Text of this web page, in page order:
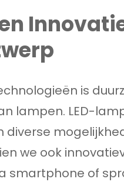
is
lampen. LED-
diverse
we ook
smartphone of